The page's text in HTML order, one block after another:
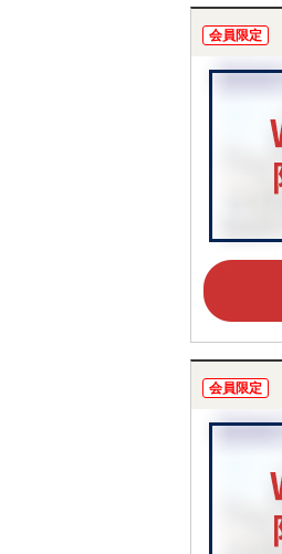
会員限定
会員限定